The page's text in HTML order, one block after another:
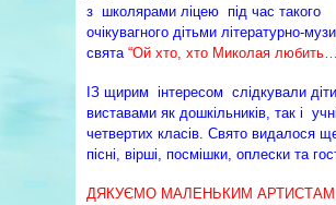
з школярами ліцею під час такого
очікувагного дітьми літературно-
свята“Ой хто, хто Миколая
ІЗ щирим інтересом слідкували
виставами як дошкільників, так і
четвертих класів. Свято видалося
пісні, вірші, посмішки, оплески та
ДЯКУЄМО МАЛЕНЬКИМ АРТИСТАМ